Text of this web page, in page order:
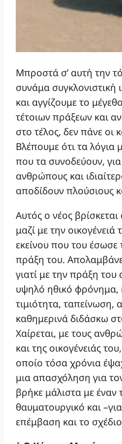
Μπροστά σ’ αυτή την
συνάμα συγκλονιστική
και αγγίζουμε το
τέτοιων πράξεων και
στο τέλος, δεν πάνε οι
Βλέπουμε ότι τα λόγια
που τα συνοδεύουν,
ανθρώπους και
αποδίδουν πλούσιους
Αυτός ο νέος
μαζί με την
εκείνου που του έσωσε
πράξη του.
γιατί με την πράξη
υψηλό ηθικό φρόνημα,
τιμιότητα, ταπείνωση,
καθημερινά διδάσκω
Χαίρεται, με τους
και της οικογένειάς
οποίο τόσα χρόνια
μια απασχόληση για
βρήκε μάλιστα με
θαυματουργικό και
επέμβαση και το